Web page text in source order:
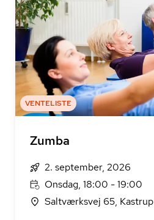
VENTELISTE
Zumba
2. september, 2026
Onsdag, 18:00 - 19:00
Saltværksvej 65, Kastrup